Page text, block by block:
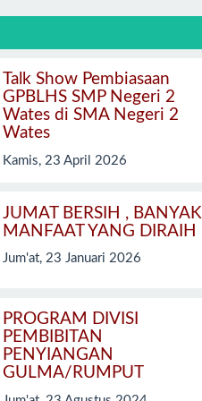
Talk Show Pembiasaan
GPBLHS SMP Negeri 2
Wates di SMA Negeri 2
Wates
Kamis, 23 April 2026
JUMAT BERSIH , BANYAK
MANFAAT YANG DIRAIH
Jum'at, 23 Januari 2026
PROGRAM DIVISI
PEMBIBITAN
PENYIANGAN
GULMA/RUMPUT